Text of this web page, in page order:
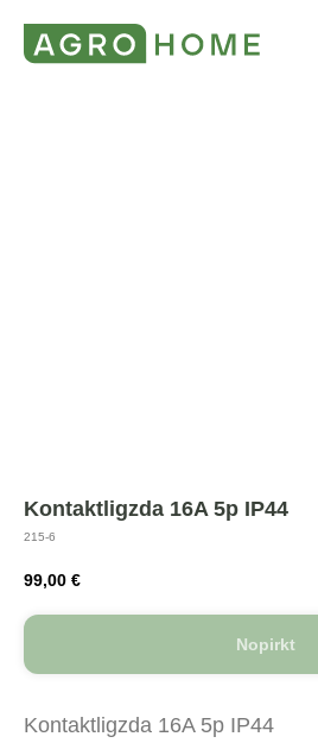
Kontaktligzda 16A 5p IP44
215-6
99,00 €
Nopirkt
Kontaktligzda 16A 5p IP44